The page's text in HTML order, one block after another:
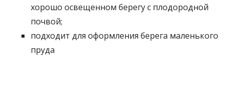
хорошо освещенном берегу с плодородной
почвой;
подходит для оформления берега маленького
пруда